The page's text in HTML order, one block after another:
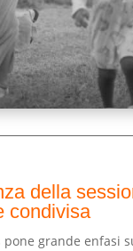
della
condivisa
pone grande enfasi